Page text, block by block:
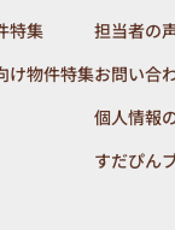
特集
け物件特集
担当者の
お問い合
個人情報
すだぴん